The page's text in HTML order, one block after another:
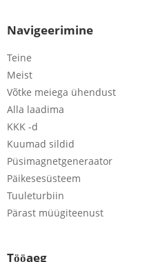
Navigeerimine
Teine
Meist
Võtke meiega ühendust
Alla laadima
KKK -d
Kuumad sildid
Püsimagnetgeneraator
Päikesesüsteem
Tuuleturbiin
Pärast müügiteenust
Tööaeg